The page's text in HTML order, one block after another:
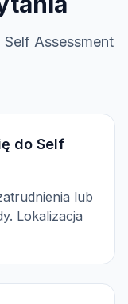
Assessment
do Self
lub
Lokalizacja